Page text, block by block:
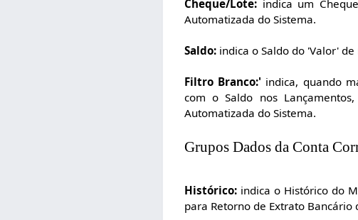
Cheque/Lote: indica um
Automatizada do Sistema.
Saldo: indica o Saldo do 'Valor'
Filtro Branco:' indica, quando
com o Saldo nos
Automatizada do Sistema.
Grupos Dados da Conta
Histórico: indica o Histórico do
para Retorno de Extrato Bancário